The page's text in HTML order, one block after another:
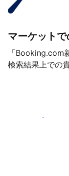
マーケット
「Booking.com
検索結果上での
さっそく始める